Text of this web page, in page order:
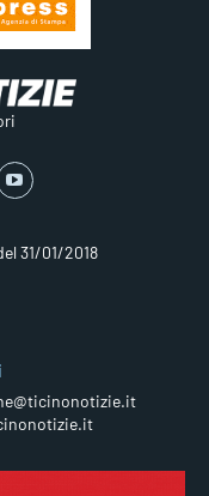
31/01/2018